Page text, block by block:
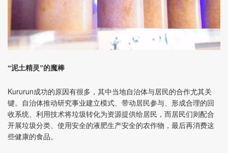
“泥土精灵”的魔棒
Kururun成功的原因有很多，其中当地自治体与居民的合作尤其关
键。自治体推动研究事业建立模式、带动居民参与、形成合理的回
收系统、利用技术将垃圾转化为资源提供给居民，而居民们则配合
开展垃圾分类、使用安全的液肥生产安全的农作物，最后再消费这
些健康的食品。